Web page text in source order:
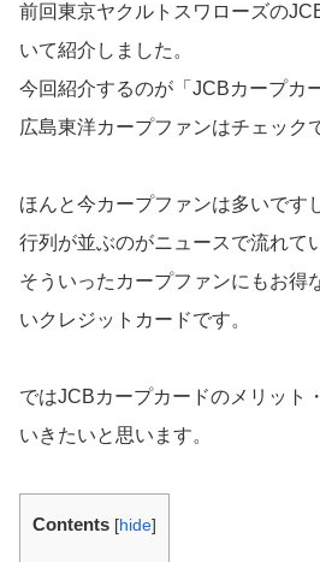
前回東京ヤクルトスワローズの
いて紹介しました。
今回紹介するのが「JCBカープカ
広島東洋カープファンはチェック
ほんと今カープファンは多いです
行列が並ぶのがニュースで流れて
そういったカープファンにもお得
いクレジットカードです。
ではJCBカープカードのメリット
いきたいと思います。
Contents [hide]